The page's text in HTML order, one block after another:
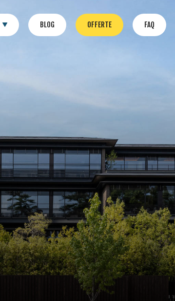
BLOG OFFERTE FAQ